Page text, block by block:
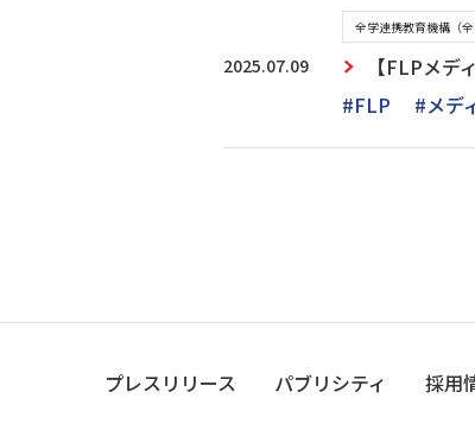
2025.07.09
全学連携教育機構（全
【FLPメデ
#FLP
#メデ
プレスリリース パブリシティ 採用